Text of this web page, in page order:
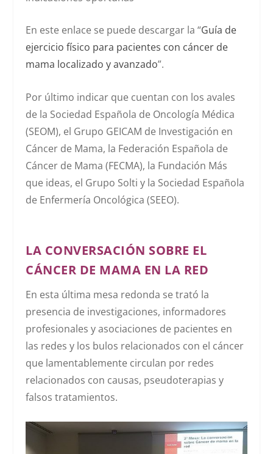
En este enlace se puede descargar la “Guía de
ejercicio físico para pacientes con cáncer de
mama localizado y avanzado”.
Por último indicar que cuentan con los avales
de la Sociedad Española de Oncología Médica
(SEOM), el Grupo GEICAM de Investigación en
Cáncer de Mama, la Federación Española de
Cáncer de Mama (FECMA), la Fundación Más
que ideas, el Grupo Solti y la Sociedad Española
de Enfermería Oncológica (SEEO).
LA CONVERSACIÓN SOBRE EL
CÁNCER DE MAMA EN LA RED
En esta última mesa redonda se trató la
presencia de investigaciones, informadores
profesionales y asociaciones de pacientes en
las redes y los bulos relacionados con el cáncer
que lamentablemente circulan por redes
relacionados con causas, pseudoterapias y
falsos tratamientos.